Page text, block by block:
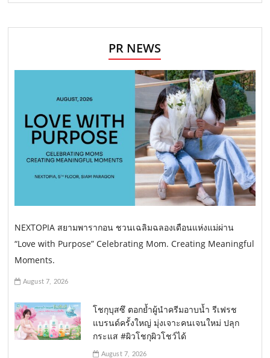
PR NEWS
NEXTOPIA สยามพารากอน ชวนเฉลิมฉลองเดือนแห่งแม่ผ่าน
“Love with Purpose” Celebrating Mom. Creating Meaningful
Moments.
August 7, 2026
โชกุบุสซึ ตอกย้ำผู้นำครีมอาบน้ำ รีเฟรช
แบรนด์ครั้งใหญ่ มุ่งเจาะคนเจนใหม่ ปลุก
กระแส #ผิวโชกุผิวโชว์ได้
August 7, 2026